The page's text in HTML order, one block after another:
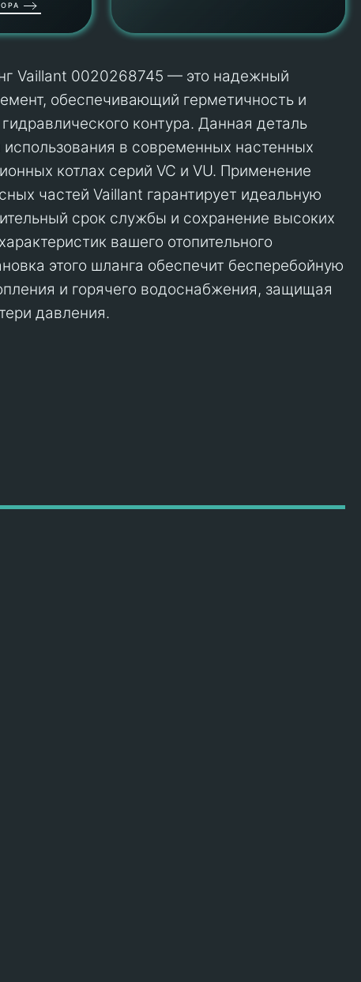
Vaillant 0020268745 — это надежный
обеспечивающий герметичность и
контура. Данная деталь
в современных настенных
котлах серий VC и VU. Применение
частей Vaillant гарантирует идеальную
срок службы и сохранение высоких
вашего отопительного
этого шланга обеспечит бесперебойную
и горячего водоснабжения, защищая
давления.